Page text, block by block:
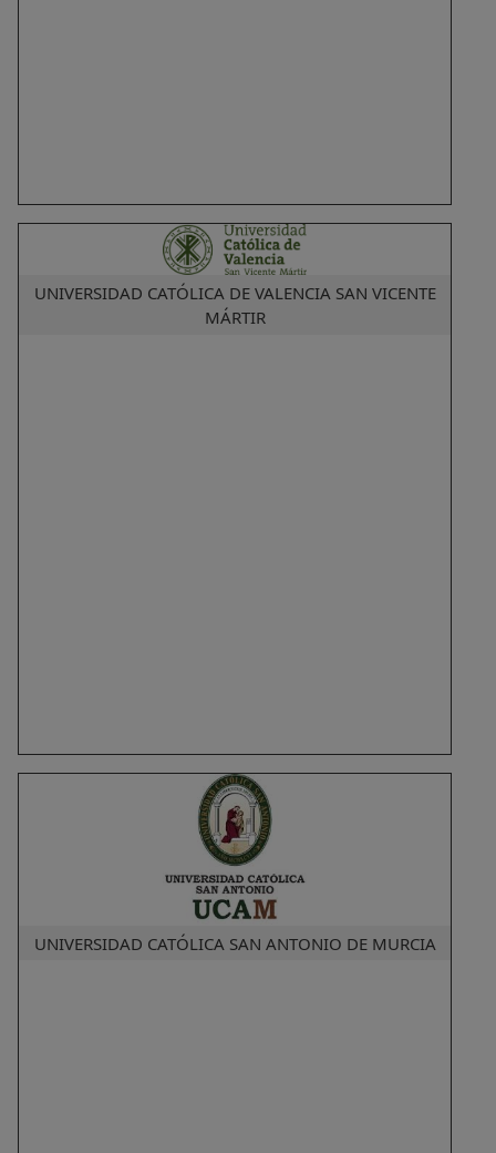
UNIVERSIDAD CATÓLICA DE VALENCIA SAN VICENTE
MÁRTIR
UNIVERSIDAD CATÓLICA SAN ANTONIO DE MURCIA